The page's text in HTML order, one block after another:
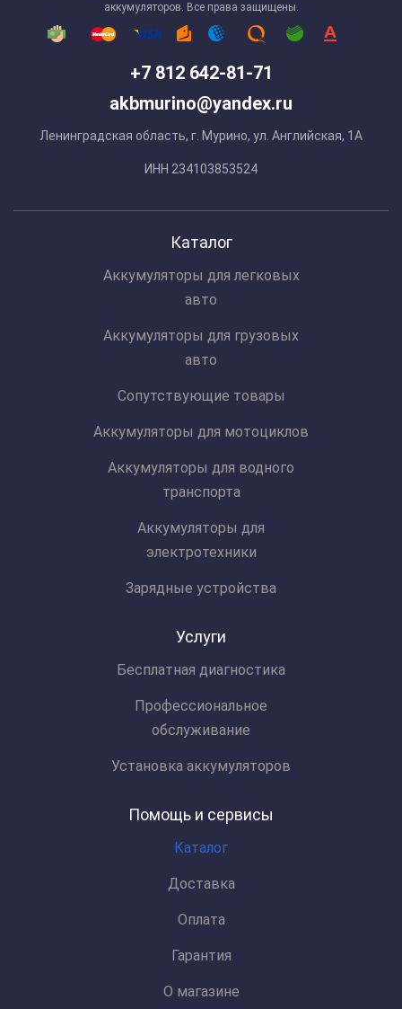
+7 812 642-81-71
akbmurino@yandex.ru
Ленинградская область, г. Мурино, ул. Английская, 1А
ИНН 234103853524
аккумуляторов. Все права защищены.
Каталог
Аккумуляторы для легковых
авто
Аккумуляторы для грузовых
авто
Сопутствующие товары
Аккумуляторы для мотоциклов
Аккумуляторы для водного
транспорта
Аккумуляторы для
электротехники
Зарядные устройства
Услуги
Бесплатная диагностика
Профессиональное
обслуживание
Установка аккумуляторов
Помощь и сервисы
Каталог
Доставка
Оплата
Гарантия
О магазине